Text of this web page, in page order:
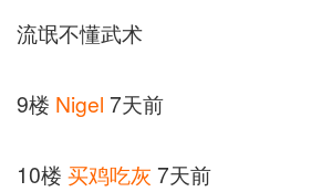
流氓不懂武术
9楼 Nigel 7天前
10楼 买鸡吃灰 7天前